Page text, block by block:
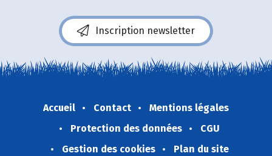
Inscription newsletter
Accueil Contact
Mentions légales
Protection des données
CGU
Gestion des cookies
Plan du site